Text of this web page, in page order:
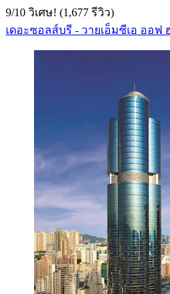
9/10 วิเศษ! (1,677 รีวิว)
เดอะซอลส์บรี - วายเอ็มซีเอ ออฟ